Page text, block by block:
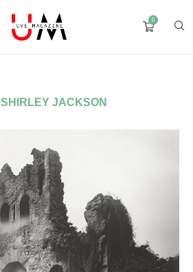
0
SHIRLEY JACKSON